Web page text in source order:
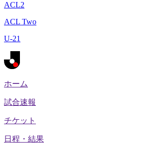
ACL2
ACL Two
U-21
ホーム
試合速報
チケット
日程・結果